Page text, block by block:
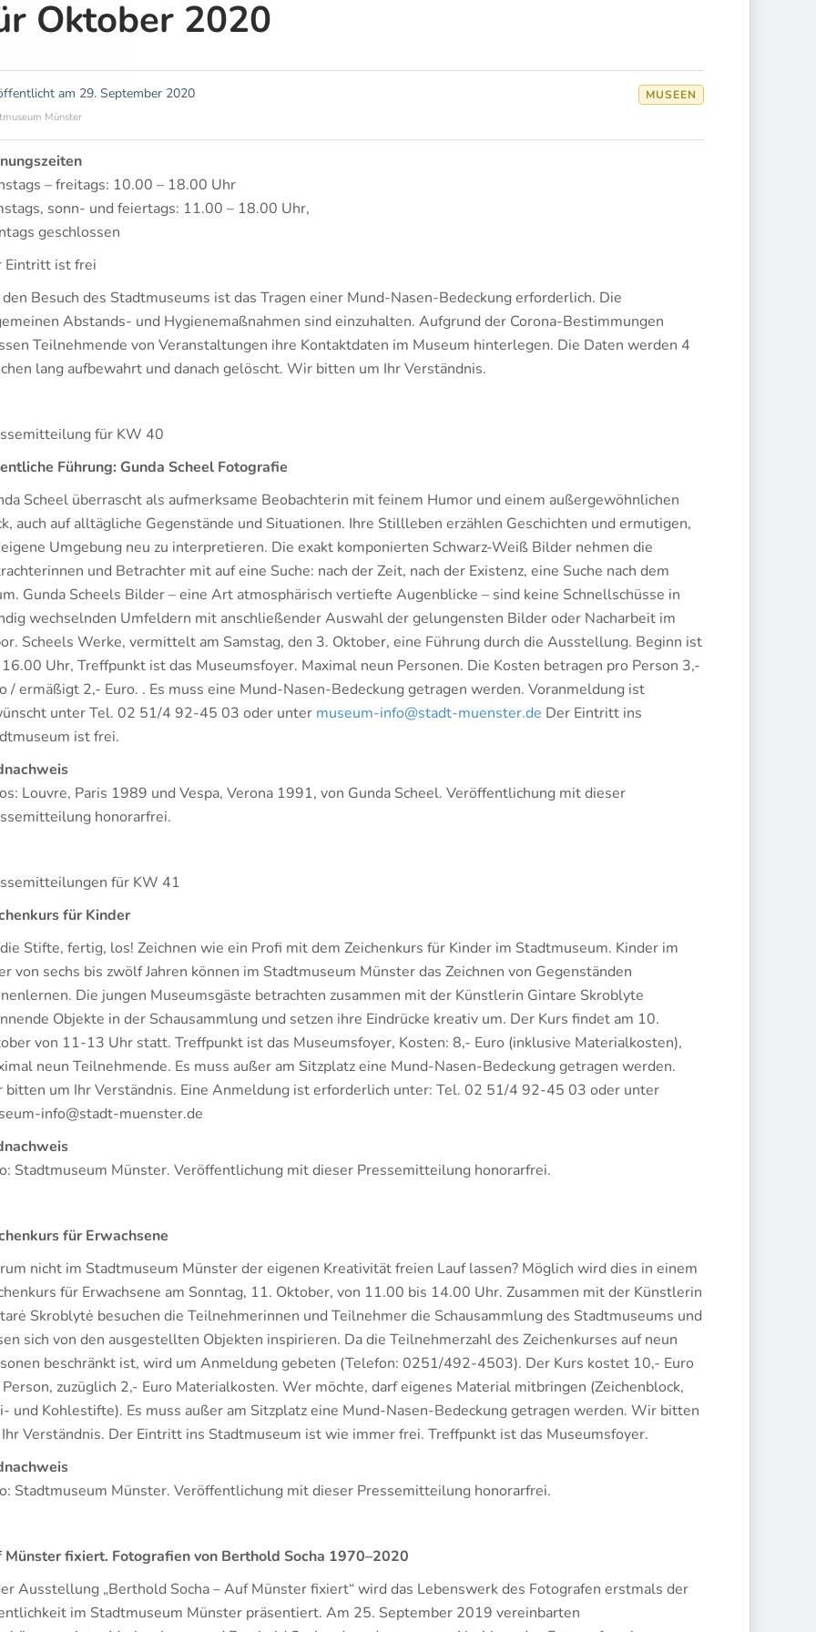
Oktober 2020
am 29. September 2020 MUSEEN
Münster
– freitags: 10.00 – 18.00 Uhr
sonn- und feiertags: 11.00 – 18.00 Uhr,
geschlossen
Eintritt ist frei
Besuch des Stadtmuseums ist das Tragen einer Mund-Nasen-Bedeckung erforderlich. Die
Abstands- und Hygienemaßnahmen sind einzuhalten. Aufgrund der Corona-Bestimmungen
Teilnehmende von Veranstaltungen ihre Kontaktdaten im Museum hinterlegen. Die Daten werden 4
lang aufbewahrt und danach gelöscht. Wir bitten um Ihr Verständnis.
für KW 40
Führung: Gunda Scheel Fotografie
Scheel überrascht als aufmerksame Beobachterin mit feinem Humor und einem außergewöhnlichen
auch auf alltägliche Gegenstände und Situationen. Ihre Stillleben erzählen Geschichten und ermutigen,
Umgebung neu zu interpretieren. Die exakt komponierten Schwarz-Weiß Bilder nehmen die
und Betrachter mit auf eine Suche: nach der Zeit, nach der Existenz, eine Suche nach dem
Gunda Scheels Bilder – eine Art atmosphärisch vertiefte Augenblicke – sind keine Schnellschüsse in
wechselnden Umfeldern mit anschließender Auswahl der gelungensten Bilder oder Nacharbeit im
Scheels Werke, vermittelt am Samstag, den 3. Oktober, eine Führung durch die Ausstellung. Beginn ist
Uhr, Treffpunkt ist das Museumsfoyer. Maximal neun Personen. Die Kosten betragen pro Person 3,-
/ ermäßigt 2,- Euro. . Es muss eine Mund-Nasen-Bedeckung getragen werden. Voranmeldung ist
unter Tel. 02 51/4 92-45 03 oder unter museum-info@stadt-muenster.de Der Eintritt ins
ist frei.
Louvre, Paris 1989 und Vespa, Verona 1991, von Gunda Scheel. Veröffentlichung mit dieser
honorarfrei.
für KW 41
für Kinder
Stifte, fertig, los! Zeichnen wie ein Profi mit dem Zeichenkurs für Kinder im Stadtmuseum. Kinder im
von sechs bis zwölf Jahren können im Stadtmuseum Münster das Zeichnen von Gegenständen
Die jungen Museumsgäste betrachten zusammen mit der Künstlerin Gintare Skroblyte
Objekte in der Schausammlung und setzen ihre Eindrücke kreativ um. Der Kurs findet am 10.
von 11-13 Uhr statt. Treffpunkt ist das Museumsfoyer, Kosten: 8,- Euro (inklusive Materialkosten),
neun Teilnehmende. Es muss außer am Sitzplatz eine Mund-Nasen-Bedeckung getragen werden.
bitten um Ihr Verständnis. Eine Anmeldung ist erforderlich unter: Tel. 02 51/4 92-45 03 oder unter
info@stadt-muenster.de
Stadtmuseum Münster. Veröffentlichung mit dieser Pressemitteilung honorarfrei.
für Erwachsene
nicht im Stadtmuseum Münster der eigenen Kreativität freien Lauf lassen? Möglich wird dies in einem
für Erwachsene am Sonntag, 11. Oktober, von 11.00 bis 14.00 Uhr. Zusammen mit der Künstlerin
Skroblytė besuchen die Teilnehmerinnen und Teilnehmer die Schausammlung des Stadtmuseums und
sich von den ausgestellten Objekten inspirieren. Da die Teilnehmerzahl des Zeichenkurses auf neun
beschränkt ist, wird um Anmeldung gebeten (Telefon: 0251/492-4503). Der Kurs kostet 10,- Euro
zuzüglich 2,- Euro Materialkosten. Wer möchte, darf eigenes Material mitbringen (Zeichenblock,
und Kohlestifte). Es muss außer am Sitzplatz eine Mund-Nasen-Bedeckung getragen werden. Wir bitten
Verständnis. Der Eintritt ins Stadtmuseum ist wie immer frei. Treffpunkt ist das Museumsfoyer.
Stadtmuseum Münster. Veröffentlichung mit dieser Pressemitteilung honorarfrei.
Münster fixiert. Fotografien von Berthold Socha 1970–2020
Ausstellung „Berthold Socha – Auf Münster fixiert“ wird das Lebenswerk des Fotografen erstmals der
im Stadtmuseum Münster präsentiert. Am 25. September 2019 vereinbarten